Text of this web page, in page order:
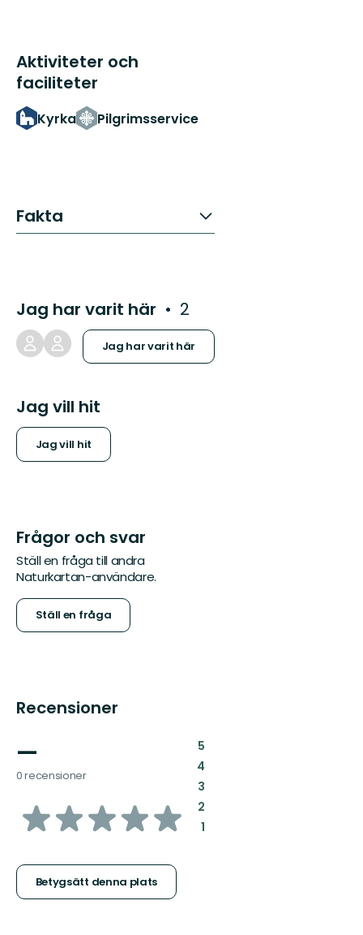
Aktiviteter och
faciliteter
Kyrka Pilgrimsservice
Fakta
Jag har varit här 2
Jag har varit här
Jag vill hit
Jag vill hit
Frågor och svar
Ställ en fråga till andra
Naturkartan-användare.
Ställ en fråga
Recensioner
—
0 recensioner
av
stjärnor
Betygsätt denna plats
5:
4:
3:
2:
1: